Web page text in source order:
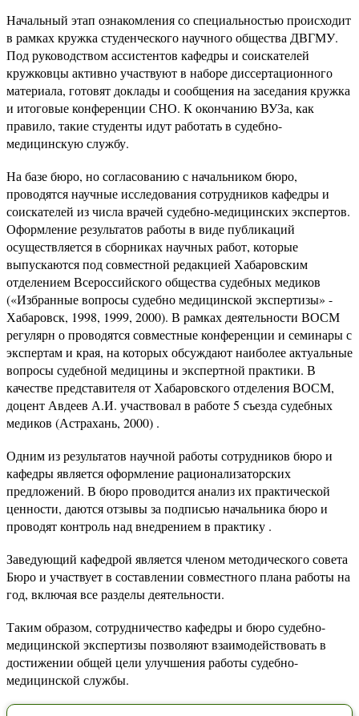
Начальный этап ознакомления со специальностью происходит
в рамках кружка студенческого научного общества ДВГМУ.
Под руководством ассистентов кафедры и соискателей
кружковцы активно участвуют в наборе диссертационного
материала, готовят доклады и сообщения на заседания кружка
и итоговые конференции СНО. К окончанию ВУЗа, как
правило, такие студенты идут работать в судебно-
медицинскую службу.
На базе бюро, но согласованию с начальником бюро,
проводятся научные исследования сотрудников кафедры и
соискателей из числа врачей судебно-медицинских экспертов.
Оформление результатов работы в виде публикаций
осуществляется в сборниках научных работ, которые
выпускаются под совместной редакцией Хабаровским
отделением Всероссийского общества судебных медиков
(«Избранные вопросы судебно медицинской экспертизы» -
Хабаровск, 1998, 1999, 2000). В рамках деятельности ВОСМ
регулярн о проводятся совместные конференции и семинары с
экспертам и края, на которых обсуждают наиболее актуальные
вопросы судебной медицины и экспертной практики. В
качестве представителя от Хабаровского отделения ВОСМ,
доцент Авдеев А.И. участвовал в работе 5 съезда судебных
медиков (Астрахань, 2000) .
Одним из результатов научной работы сотрудников бюро и
кафедры является оформление рационализаторских
предложений. В бюро проводится анализ их практической
ценности, даются отзывы за подписью начальника бюро и
проводят контроль над внедрением в практику .
Заведующий кафедрой является членом методического совета
Бюро и участвует в составлении совместного плана работы на
год, включая все разделы деятельности.
Таким образом, сотрудничество кафедры и бюро судебно-
медицинской экспертизы позволяют взаимодействовать в
достижении общей цели улучшения работы судебно-
медицинской службы.